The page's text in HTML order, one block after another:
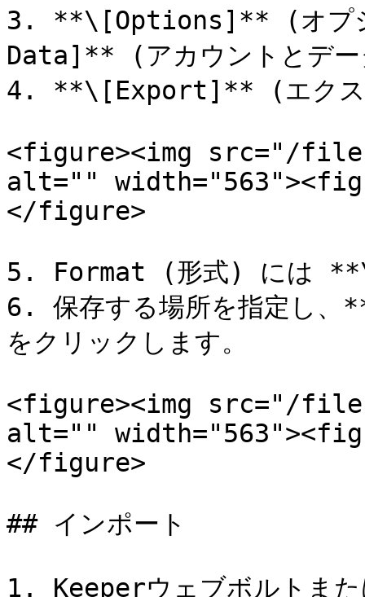
3. **\[Options]** (オプ
Data]** (アカウントとデー
4. **\[Export]** (エクス
<figure><img src="/files/
alt=""
</figure>
5. Format (形式) には
6. 保存する場所を指定し
をクリックします。
<figure><img src="/files/
alt=""
</figure>
## インポート
1. Keeperウェブボルトまた